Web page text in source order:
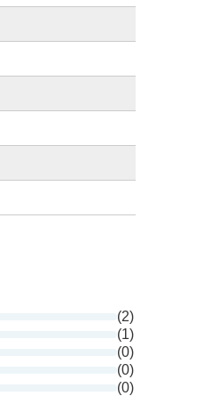
(2)
(1)
(0)
(0)
(0)